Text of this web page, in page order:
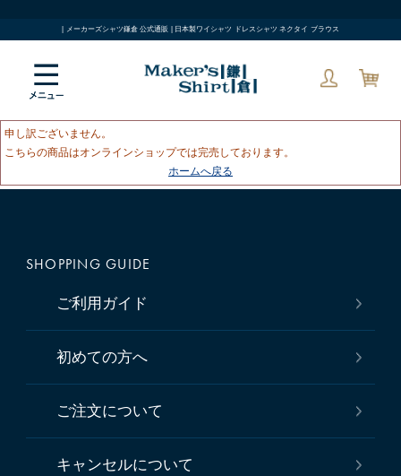
| メーカーズシャツ鎌倉 公式通販 | 日本製ワイシャツ ドレスシャツ ネクタイ ブラウス
申し訳ございません。
こちらの商品はオンラインショップでは完売しております。
ホームへ戻る
SHOPPING GUIDE
ご利用ガイド
初めての方へ
ご注文について
キャンセルについて